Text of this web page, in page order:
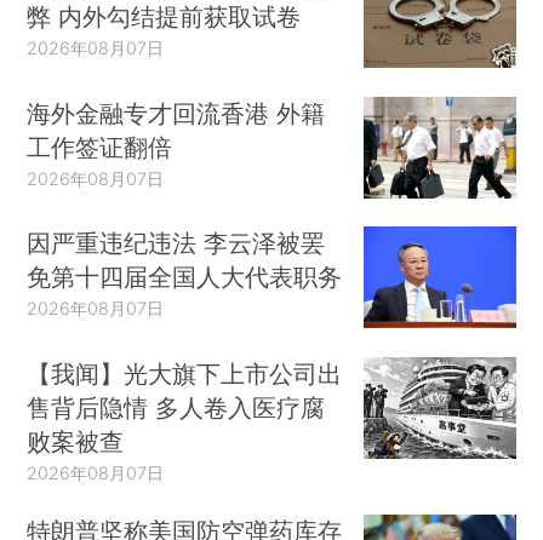
弊 内外勾结提前获取试卷
2026年08月07日
海外金融专才回流香港 外籍
工作签证翻倍
2026年08月07日
因严重违纪违法 李云泽被罢
免第十四届全国人大代表职务
2026年08月07日
【我闻】光大旗下上市公司出
售背后隐情 多人卷入医疗腐
败案被查
2026年08月07日
特朗普坚称美国防空弹药库存